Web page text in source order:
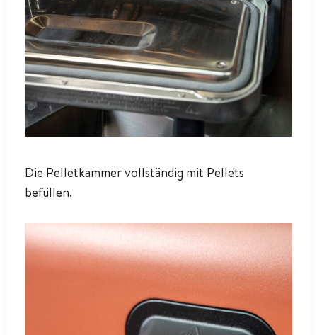
Die Pelletkammer vollständig mit Pellets
befüllen.